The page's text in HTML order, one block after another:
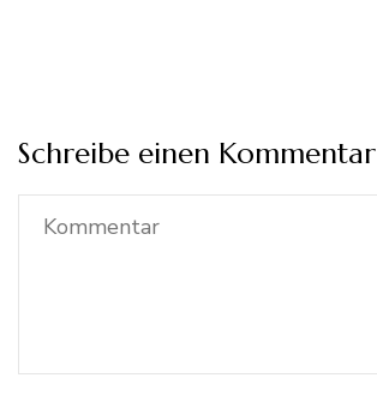
Schreibe einen Kommentar